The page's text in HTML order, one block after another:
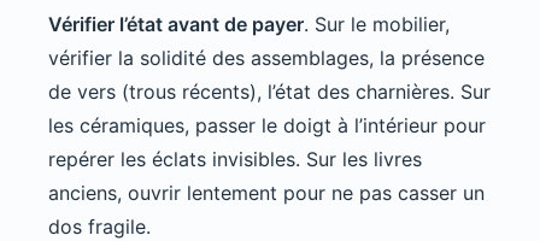
Vérifier l’état avant de payer. Sur le mobilier,
vérifier la solidité des assemblages, la présence
de vers (trous récents), l’état des charnières. Sur
les céramiques, passer le doigt à l’intérieur pour
repérer les éclats invisibles. Sur les livres
anciens, ouvrir lentement pour ne pas casser un
dos fragile.